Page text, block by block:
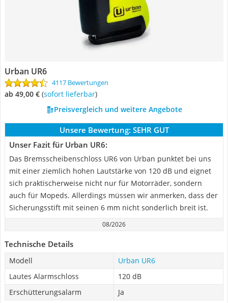
Urban UR6
4117 Bewertungen
ab 49,00 € ( Sofort lieferbar)
Preisvergleich und weitere Angebote
Unsere Bewertung: SEHR GUT
Unser Fazit für Urban UR6:
Das Bremsscheibenschloss UR6 von Urban punktet bei uns
mit einer ziemlich hohen Lautstärke von 120 dB und eignet
sich praktischerweise nicht nur für Motorräder, sondern
auch für Mopeds. Allerdings müssen wir anmerken, dass der
Sicherungsstift mit seinen 6 mm nicht sonderlich breit ist.
08/2026
Technische Details
Modell
Urban UR6
Lautes Alarmschloss
120 dB
Erschütterungsalarm
Ja